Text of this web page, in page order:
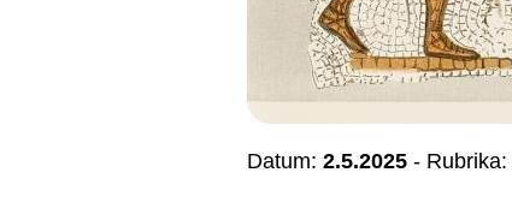
Datum: 2.5.2025- Rubrika: